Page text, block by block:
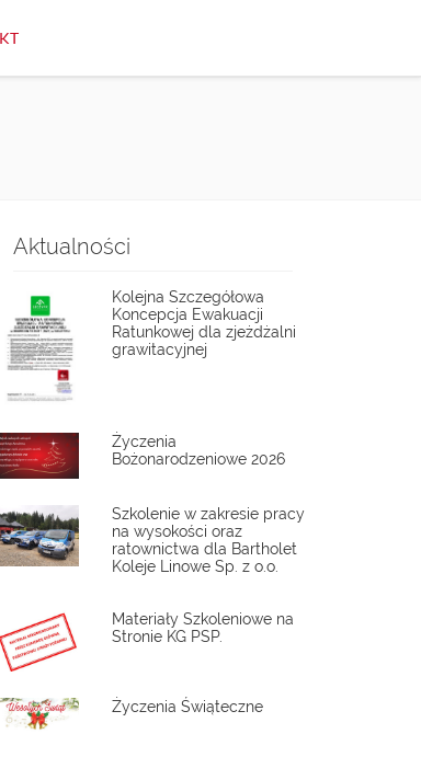
Aktualności
Kolejna Szczegółowa
Koncepcja Ewakuacji
Ratunkowej dla zjeżdżalni
grawitacyjnej
Życzenia
Bożonarodzeniowe 2026
Szkolenie w zakresie pracy
na wysokości oraz
ratownictwa dla Bartholet
Koleje Linowe Sp. z o.o.
Materiały Szkoleniowe na
Stronie KG PSP.
Życzenia Świąteczne